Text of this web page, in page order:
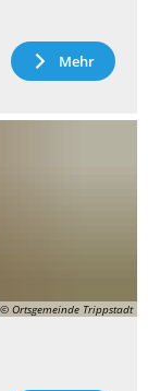
Mehr
© Ortsgemeinde Trippstadt